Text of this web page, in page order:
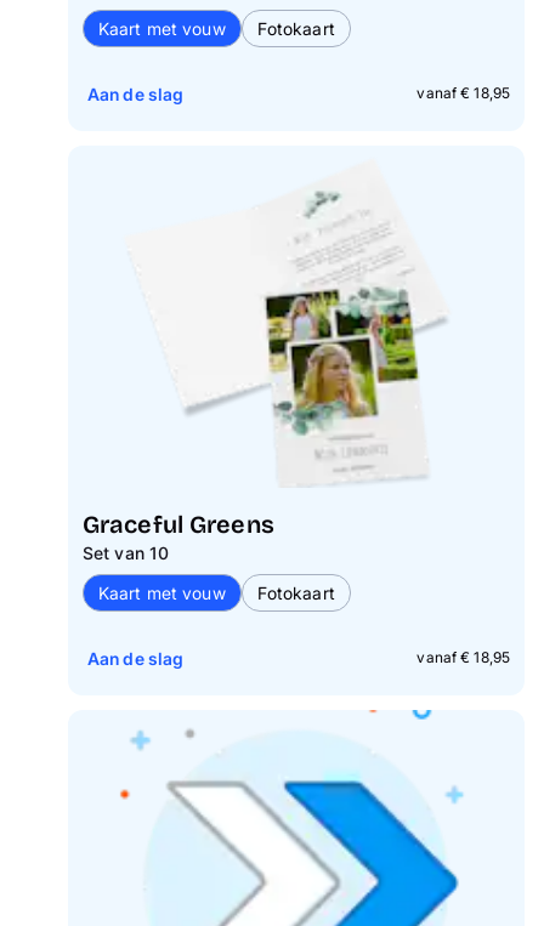
Kaart met vouw
Fotokaart
vanaf € 18,95
Aan de slag
Graceful Greens
Set van 10
Kaart met vouw
Fotokaart
vanaf € 18,95
Aan de slag